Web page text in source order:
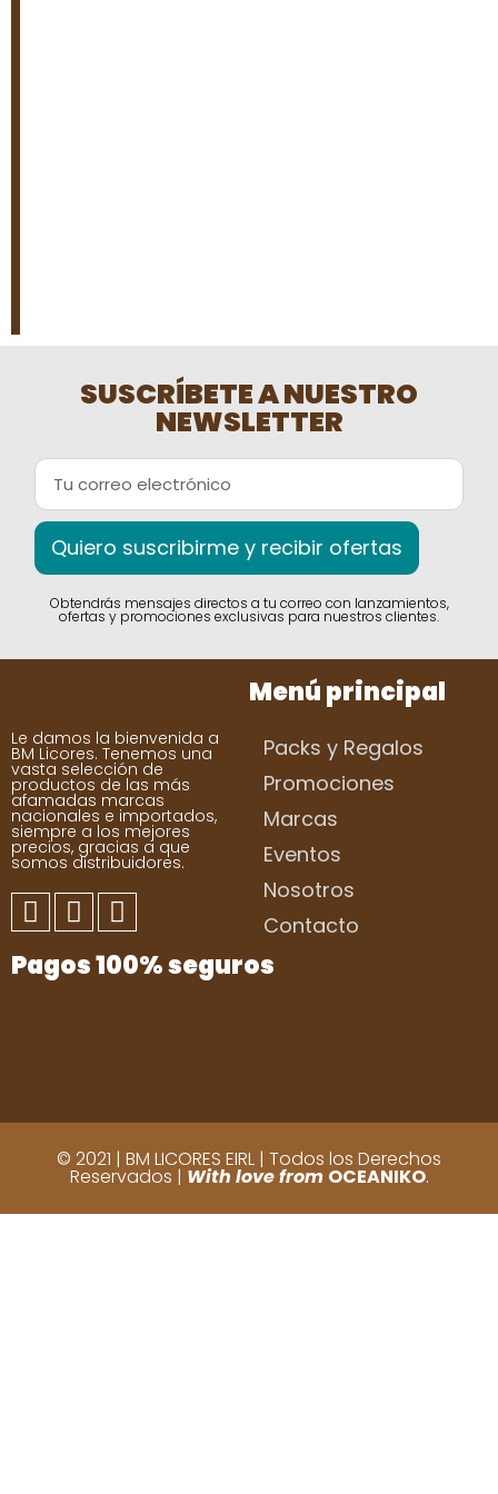
SUSCRÍBETE A NUESTRO
NEWSLETTER
Quiero suscribirme y recibir ofertas
Obtendrás mensajes directos a tu correo con lanzamientos,
ofertas y promociones exclusivas para nuestros clientes.
Le damos la bienvenida a
BM Licores. Tenemos una
vasta selección de
productos de las más
afamadas marcas
nacionales e importados,
siempre a los mejores
precios, gracias a que
somos distribuidores.
Menú principal
Packs y Regalos
Promociones
Marcas
Eventos
Nosotros
Contacto
Pagos 100% seguros
© 2021 | BM LICORES EIRL | Todos los Derechos
Reservados | With love from OCEANIKO.